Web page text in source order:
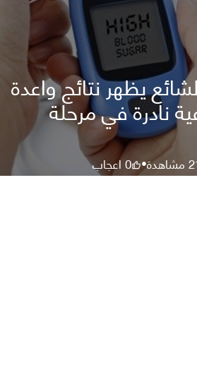
يظهر نتائج واعدة
نادرة في مرحلة
مشاهدة•
0اعجاب